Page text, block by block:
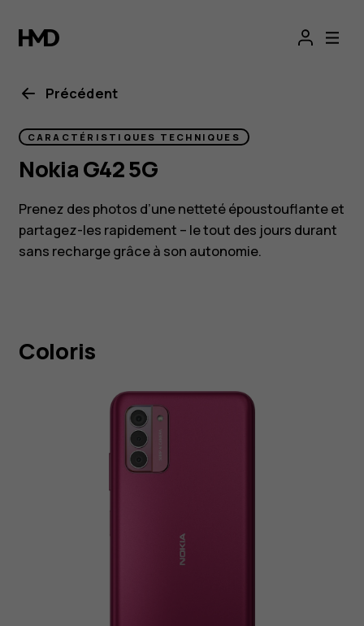
Smartphone
Nokia G42 5G
Précédent
CARACTÉRISTIQUES TECHNIQUES
Nokia G42 5G
Prenez des photos d’une netteté époustouflante et
partagez-les rapidement – le tout des jours durant
sans recharge grâce à son autonomie.
Coloris